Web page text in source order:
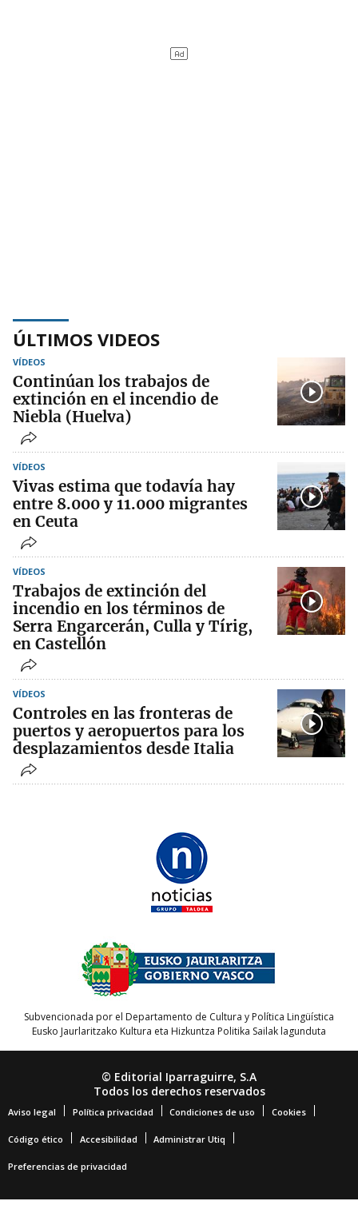
ÚLTIMOS VIDEOS
VÍDEOS
Continúan los trabajos de
extinción en el incendio de
Niebla (Huelva)
VÍDEOS
Vivas estima que todavía hay
entre 8.000 y 11.000 migrantes
en Ceuta
VÍDEOS
Trabajos de extinción del
incendio en los términos de
Serra Engarcerán, Culla y Tírig,
en Castellón
VÍDEOS
Controles en las fronteras de
puertos y aeropuertos para los
desplazamientos desde Italia
Subvencionada por el Departamento de Cultura y Política Lingüística
Eusko Jaurlaritzako Kultura eta Hizkuntza Politika Sailak lagunduta
© Editorial Iparraguirre, S.A
Todos los derechos reservados
Aviso legal Política privacidad Condiciones de uso Cookies
Código ético Accesibilidad Administrar Utiq
Preferencias de privacidad